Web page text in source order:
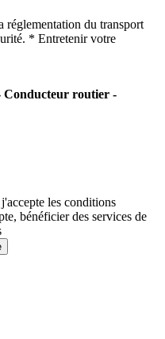
réglementation du transport
* Entretenir votre
Conducteur routier -
les conditions
bénéficier des services de